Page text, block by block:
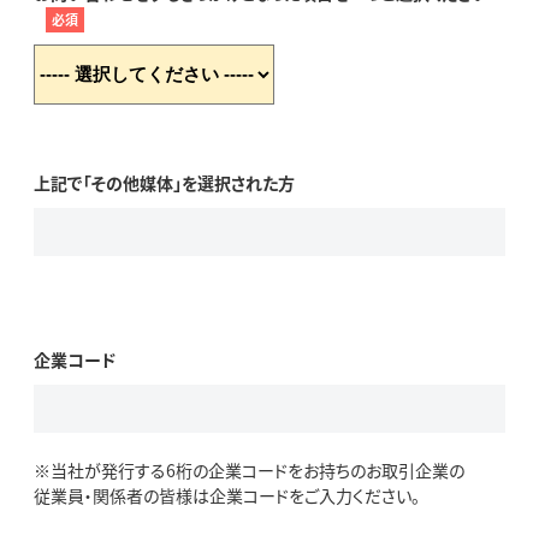
必須
上記で「その他媒体」を選択された方
企業コード
※当社が発行する6桁の企業コードをお持ちのお取引企業の
従業員・関係者の皆様は企業コードをご入力ください。